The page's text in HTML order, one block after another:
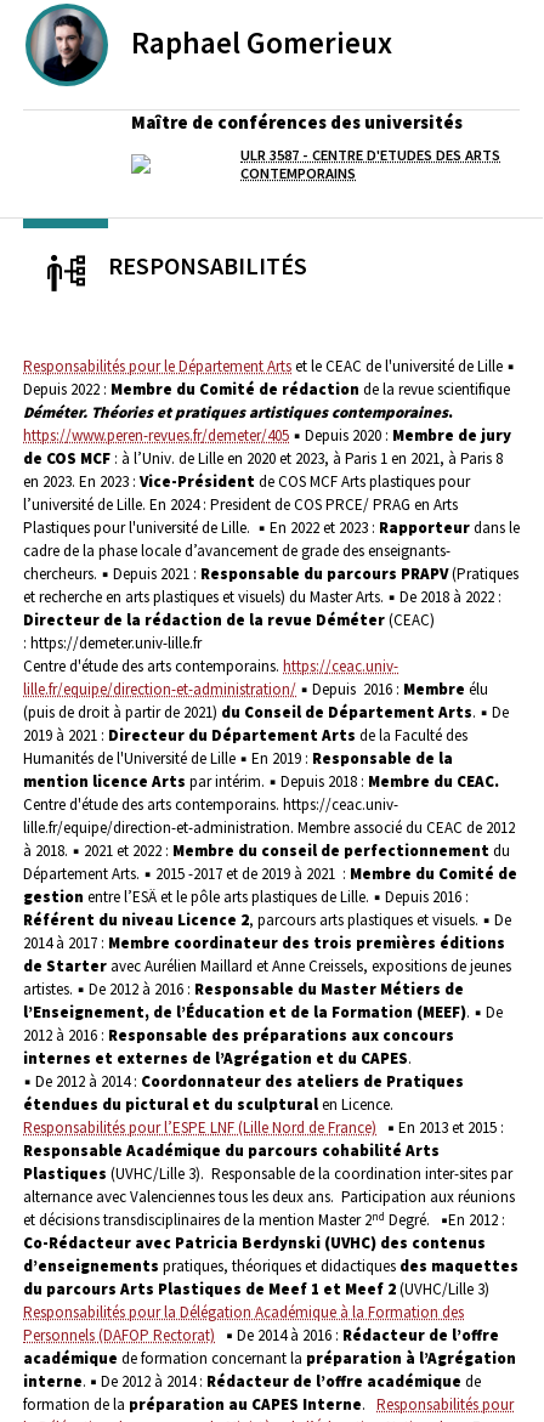
RaphaelGomerieux
Maître de conférences des universités
Laboratoire / équipe
ULR 3587 - CENTRE D'ETUDES DES ARTS
CONTEMPORAINS
RESPONSABILITÉS
Responsabilités pour le Département Artset le CEAC de l'université de Lille ▪
Depuis 2022 : Membre du Comité de rédaction de la revue scientifique
Déméter. Théories et pratiques artistiques contemporaines.
https://www.peren-revues.fr/demeter/405 ▪ Depuis 2020 : Membre de jury
de COS MCF : à l’Univ. de Lille en 2020 et 2023, à Paris 1 en 2021, à Paris 8
en 2023. En 2023 : Vice-Présidentde COS MCF Arts plastiques pour
l’université de Lille. En 2024 : President de COS PRCE/ PRAG en Arts
Plastiques pour l'université de Lille. ▪ En 2022 et 2023 : Rapporteurdans le
cadre de la phase locale d’avancement de grade des enseignants-
chercheurs. ▪ Depuis 2021 : Responsable du parcours PRAPV(Pratiques
et recherche en arts plastiques et visuels) du Master Arts. ▪ De 2018 à 2022 :
Directeur de la rédaction de la revue Déméter(CEAC)
: https://demeter.univ-lille.fr
Centre d'étude des arts contemporains. https://ceac.univ-
lille.fr/equipe/direction-et-administration/ ▪ Depuis 2016 : Membre élu
(puis de droit à partir de 2021) du Conseil de Département Arts. ▪ De
2019 à 2021 : Directeur du Département Arts de la Faculté des
Humanités de l'Université de Lille ▪ En 2019 : Responsable de la
mention licence Arts par intérim. ▪ Depuis 2018 : Membre du CEAC.
Centre d'étude des arts contemporains. https://ceac.univ-
lille.fr/equipe/direction-et-administration. Membre associé du CEAC de 2012
à 2018. ▪ 2021 et 2022 : Membre du conseil de perfectionnementdu
Département Arts. ▪ 2015 -2017 et de 2019 à 2021 : Membre du Comité de
gestion entre l’ESÄ et le pôle arts plastiques de Lille. ▪ Depuis 2016 :
Référent du niveau Licence 2, parcours arts plastiques et visuels. ▪ De
2014 à 2017 : Membre coordinateur des trois premières éditions
de Starter avec Aurélien Maillard et Anne Creissels, expositions de jeunes
artistes. ▪ De 2012 à 2016 : Responsable du Master Métiers de
l’Enseignement, de l’Éducation et de la Formation (MEEF). ▪ De
2012 à 2016 : Responsable des préparations aux concours
internes et externes de l’Agrégation et du CAPES.
▪ De 2012 à 2014 : Coordonnateur des ateliers de Pratiques
étendues du pictural et du sculpturalen Licence.
Responsabilités pour l’ESPE LNF (Lille Nord de France)
▪ En 2013 et 2015 :
Responsable Académique du parcours cohabilité Arts
Plastiques (UVHC/Lille 3). Responsable de la coordination inter-sites par
alternance avec Valenciennes tous les deux ans. Participation aux réunions
et décisions transdisciplinaires de la mention Master 2nd Degré. ▪En 2012 :
Co-Rédacteur avec Patricia Berdynski (UVHC) des contenus
d’enseignements pratiques, théoriques et didactiques des maquettes
du parcours Arts Plastiques de Meef 1 et Meef 2(UVHC/Lille 3)
Responsabilités pour la Délégation Académique à la Formation des
Personnels (DAFOP Rectorat)
▪ De 2014 à 2016 : Rédacteur de l’offre
académique de formation concernant la préparation à l’Agrégation
interne. ▪ De 2012 à 2014 : Rédacteur de l’offre académique de
formation de la préparation au CAPES Interne. Responsabilités pour